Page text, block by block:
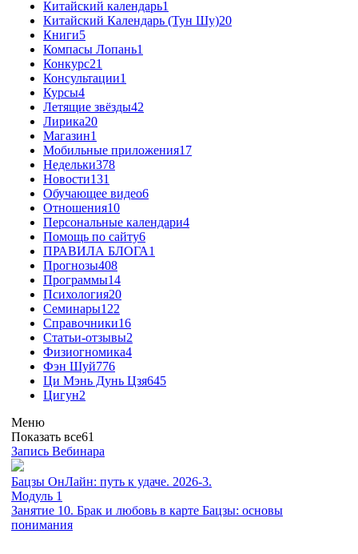
Китайский календарь1
Китайский Календарь (Тун Шу)20
Книги5
Компасы Лопань1
Конкурс21
Консультации1
Курсы4
Летящие звёзды42
Лирика20
Магазин1
Мобильные приложения17
Недельки378
Новости131
Обучающее видео6
Отношения10
Персональные календари4
Помощь по сайту6
ПРАВИЛА БЛОГА1
Прогнозы408
Программы14
Психология20
Семинары122
Справочники16
Статьи-отзывы2
Физиогномика4
Фэн Шуй776
Ци Мэнь Дунь Цзя645
Цигун2
Меню
Показать все61
Запись Вебинара
Бацзы ОнЛайн: путь к удаче. 2026-3.
Модуль 1
Занятие 10. Брак и любовь в карте Бацзы: основы
понимания